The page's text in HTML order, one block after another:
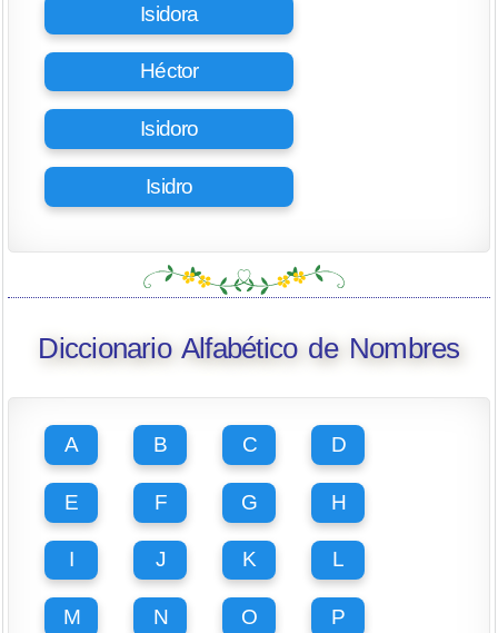
Isidora
Héctor
Isidoro
Isidro
Diccionario Alfabético de Nombres
A B C D
E F G H
I J K L
M N O P